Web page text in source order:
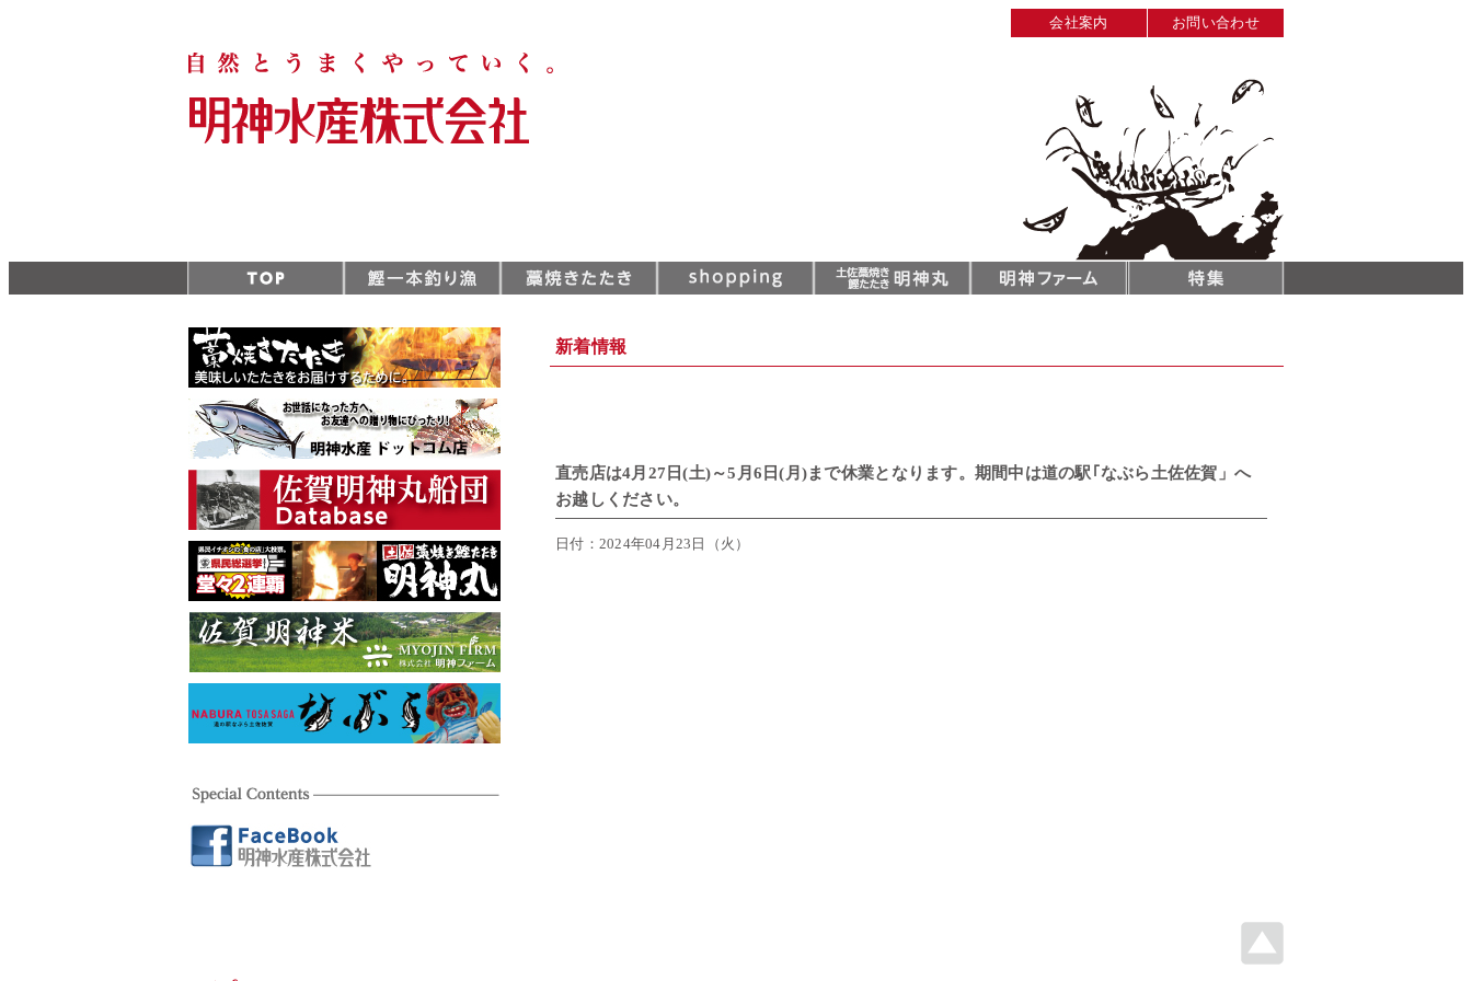
会社案内 お問い合わせ
新着情報
直売店は4月27日(土)～5月6日(月)まで休業となります。期間中は道の駅｢なぶら土佐佐賀」へ
お越しください。
日付：2024年04月23日（火）